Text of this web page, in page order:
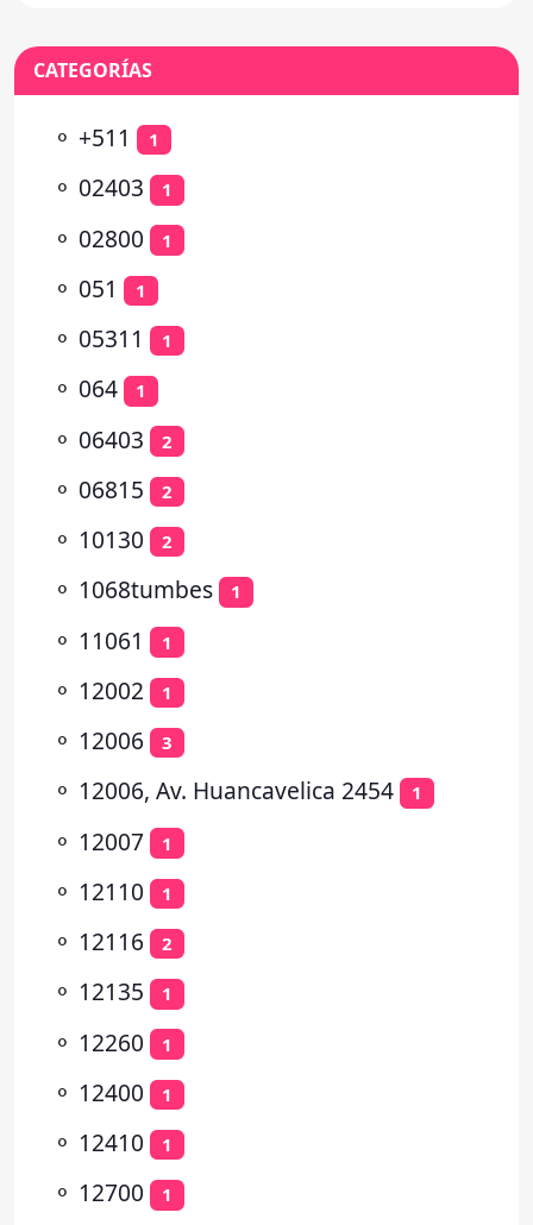
CATEGORÍAS
⚬ +511 1
⚬ 02403 1
⚬ 02800 1
⚬ 051 1
⚬ 05311 1
⚬ 064 1
⚬ 06403 2
⚬ 06815 2
⚬ 10130 2
⚬ 1068tumbes 1
⚬ 11061 1
⚬ 12002 1
⚬ 12006 3
⚬ 12006, Av. Huancavelica 2454 1
⚬ 12007 1
⚬ 12110 1
⚬ 12116 2
⚬ 12135 1
⚬ 12260 1
⚬ 12400 1
⚬ 12410 1
⚬ 12700 1